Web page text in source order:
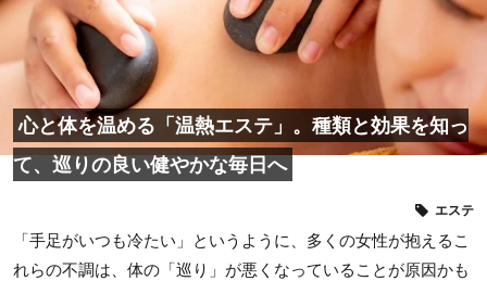
心と体を温める「温熱エステ」。種類と効果を知っ
て、巡りの良い健やかな毎日へ
エステ
「手足がいつも冷たい」というように、多くの女性が抱えるこ
れらの不調は、体の「巡り」が悪くなっていることが原因かも